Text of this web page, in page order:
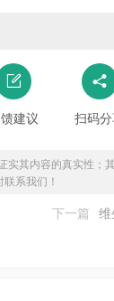
建议 扫码
其内容的真实性；
系我们！
下一篇